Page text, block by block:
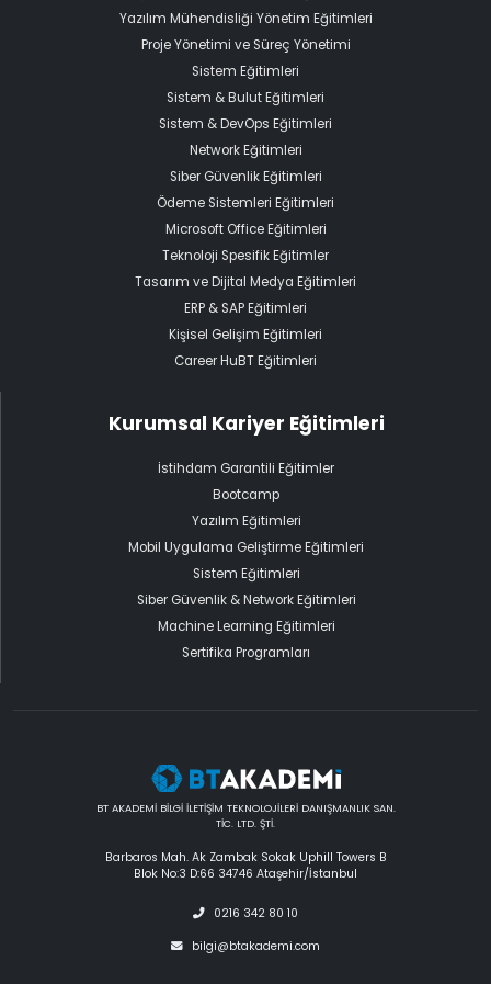
Yazılım Mühendisliği Yönetim Eğitimleri
Proje Yönetimi ve Süreç Yönetimi
Sistem Eğitimleri
Sistem & Bulut Eğitimleri
Sistem & DevOps Eğitimleri
Network Eğitimleri
Siber Güvenlik Eğitimleri
Ödeme Sistemleri Eğitimleri
Microsoft Office Eğitimleri
Teknoloji Spesifik Eğitimler
Tasarım ve Dijital Medya Eğitimleri
ERP & SAP Eğitimleri
Kişisel Gelişim Eğitimleri
Career HuBT Eğitimleri
Kurumsal Kariyer Eğitimleri
İstihdam Garantili Eğitimler
Bootcamp
Yazılım Eğitimleri
Mobil Uygulama Geliştirme Eğitimleri
Sistem Eğitimleri
Siber Güvenlik & Network Eğitimleri
Machine Learning Eğitimleri
Sertifika Programları
BT AKADEMİ BİLGİ İLETİŞİM TEKNOLOJİLERİ DANIŞMANLIK SAN.
TİC. LTD. ŞTİ.
Barbaros Mah. Ak Zambak Sokak Uphill Towers B
Blok No:3 D:66 34746 Ataşehir/İstanbul
0216 342 80 10
bilgi@btakademi.com